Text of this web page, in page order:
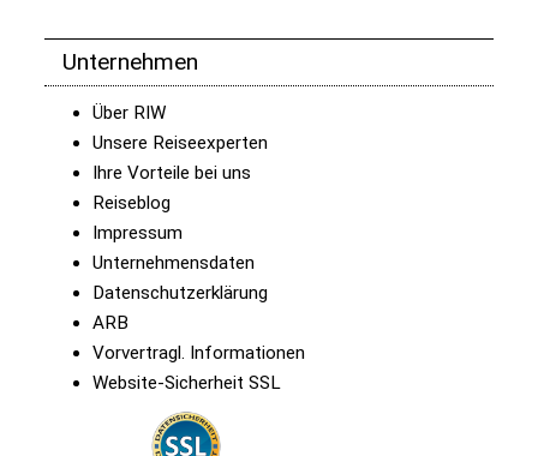
Unternehmen
Über RIW
Unsere Reiseexperten
Ihre Vorteile bei uns
Reiseblog
Impressum
Unternehmensdaten
Datenschutzerklärung
ARB
Vorvertragl. Informationen
Website-Sicherheit SSL